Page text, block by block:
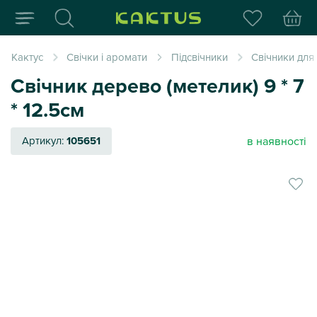
Інтернет-магазин
Кактус Свічки і аромати Підсвічники Свічники
Свічник дерево (метелик) 9 * 7
* 12.5см
Артикул:105651 в наявності